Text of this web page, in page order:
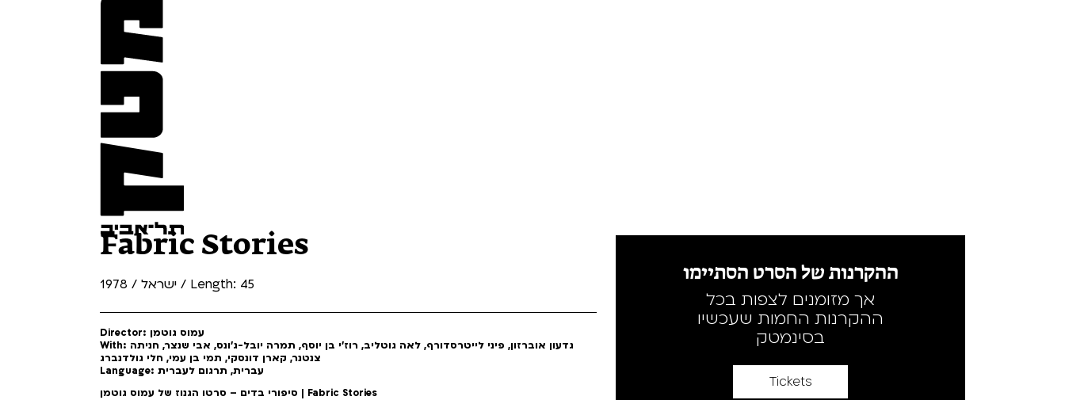
Fabric Stories
ישראל / 1978 / Length: 45
Director: עמוס גוטמן
With: גדעון אוברזון, פיני לייטרסדורף, לאה גוטליב, רוז'י בן יוסף, תמרה יובל-ג'ונס, אבי שנצר, חניתה
צנטנר, קארן דונסקי, תמי בן עמי, חלי גולדנברג
Language: עברית, תרגום לעברית
סיפורי בדים – סרטו הגנוז של עמוס גוטמן | Fabric Stories
ההקרנות של הסרט הסתיימו
אך מזומנים לצפות בכל
ההקרנות החמות שעכשיו
בסינמטק
Tickets